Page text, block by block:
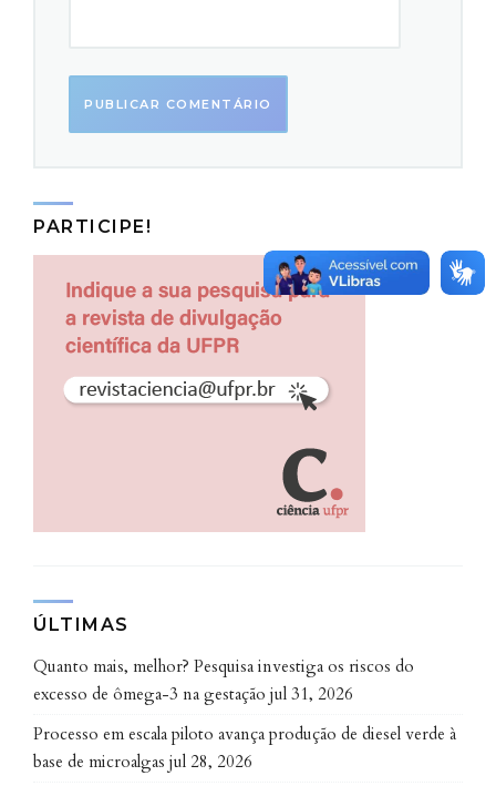
PARTICIPE!
ÚLTIMAS
Quanto mais, melhor? Pesquisa investiga os riscos do
excesso de ômega-3 na gestação jul 31, 2026
Processo em escala piloto avança produção de diesel verde à
base de microalgas jul 28, 2026